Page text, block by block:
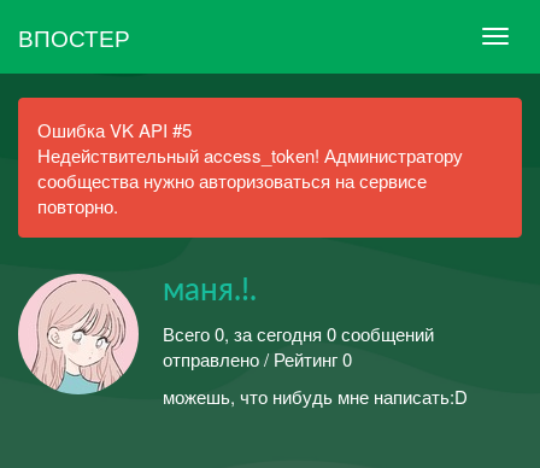
ВПОСТЕР
Ошибка VK API #5
Недействительный access_token! Администратору
сообщества нужно авторизоваться на сервисе
повторно.
маня.!.
Всего 0, за сегодня 0 сообщений
отправлено / Рейтинг 0
можешь, что нибудь мне написать:D